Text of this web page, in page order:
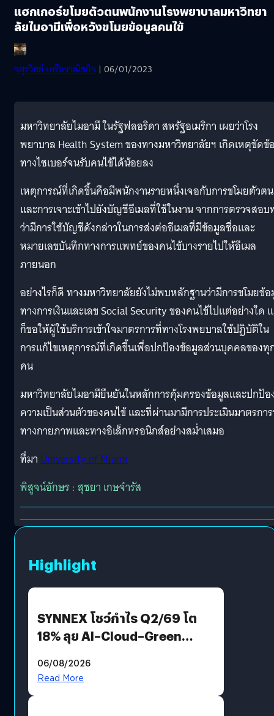
แฮกเกอร์ขโมยตัวตนพนักงานโรงพยาบาลมหาวิทยา
ลัยไมอามีเพื่อหวังขโมยข้อมูลคนไข้
จตุรวิทย์ เครือวาณิชกิจ | 06/01/2023
มหาวิทยาลัยไมอามี ในรัฐฟลอริดา สหรัฐอเมริกา เผยว่าโรง
พยาบาล Health System ของทางมหาวิทยาลัยฯ เกิดเหตุขัดข้
ทางไซเบอร์จนรับคนไข้ได้น้อยลง
เหตุการณ์ที่เกิดขึ้นคือมีพนักงานรายหนึ่งเจอกับการขโมยตัวตน
และการเจาะเข้าไปยังบัญชีอีเมลที่ใช้ในงาน จากการตรวจสอ
ว่ามีการใช้บัญชีดังกล่าวในการส่งต่ออีเมลที่มีข้อมูลชื่อและ
หมายเลขบันทึกทางการแพทย์ของคนไข้บางรายไปให้อีเมล
ภายนอก
อย่างไรก็ดี ทางมหาวิทยาลัยยังไม่พบหลักฐานว่ามีการขโมยข้
ทางการเงินและเลข Social Security ของคนไข้ไปแต่อย่างใด
ก็ขอให้ผู้ใช้บริการเข้าใจมาตรการที่ทางโรงพยบาลใช้ปฏิบัติใน
การแก้ไขเหตุการณ์ที่เกิดขึ้นเพื่อปกป้องข้อมูลส่วนบุคคลของทุ
คน
มหาวิทยาลัยไมอามียืนยันในหลักการคุ้มครองข้อมูลและปกป้อ
ความเป็นส่วนตัวของคนไข้ และที่ผ่านมามีการประเมินมาตรกา
ทางกายภาพและทางอิเล็กทรอนิกส์อย่างสม่ำเสมอ
ที่มาUniversity of Miami
พิสูจน์อักษร : สุชยา เกษจำรัส
Highlight
SYNNEX โชว์กำไร Q2/69 โต
18% ลุย AI–Cloud–Green
Revenue เร่งเครื่อง New
06/08/2026
Read More